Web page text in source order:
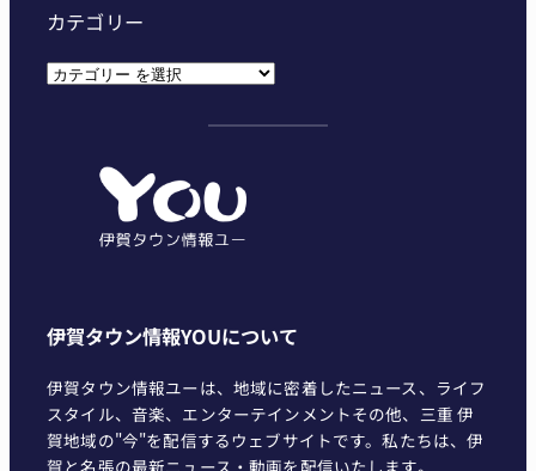
カテゴリー
カ
伊賀タウン情報YOUについて
伊賀タウン情報ユーは、地域に密着したニュース、ライフ
スタイル、音楽、エンターテインメントその他、三重 伊
賀地域の"今"を配信するウェブサイトです。私たちは、伊
賀と名張の最新ニュース・動画を配信いたします。